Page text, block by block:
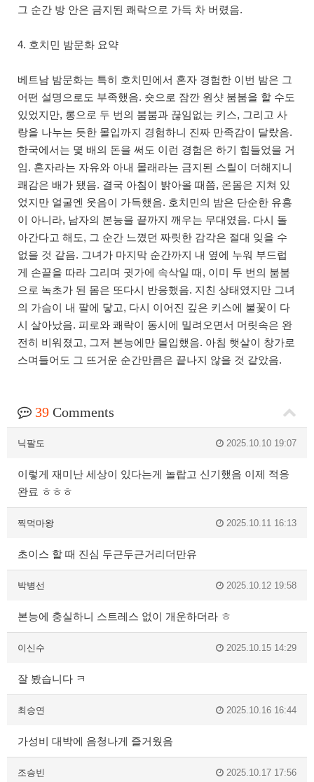
그 순간 방 안은 금지된 쾌락으로 가득 차 버렸음.
4. 호치민 밤문화 요약
베트남 밤문화는 특히 호치민에서 혼자 경험한 이번 밤은 그
어떤 설명으로도 부족했음. 숏으로 잠깐 원샷 붐붐을 할 수도
있었지만, 롱으로 두 번의 붐붐과 끊임없는 키스, 그리고 사
랑을 나누는 듯한 몰입까지 경험하니 진짜 만족감이 달랐음.
한국에서는 몇 배의 돈을 써도 이런 경험은 하기 힘들었을 거
임. 혼자라는 자유와 아내 몰래라는 금지된 스릴이 더해지니
쾌감은 배가 됐음. 결국 아침이 밝아올 때쯤, 온몸은 지쳐 있
었지만 얼굴엔 웃음이 가득했음. 호치민의 밤은 단순한 유흥
이 아니라, 남자의 본능을 끝까지 깨우는 무대였음. 다시 돌
아간다고 해도, 그 순간 느꼈던 짜릿한 감각은 절대 잊을 수
없을 것 같음. 그녀가 마지막 순간까지 내 옆에 누워 부드럽
게 손끝을 따라 그리며 귓가에 속삭일 때, 이미 두 번의 붐붐
으로 녹초가 된 몸은 또다시 반응했음. 지친 상태였지만 그녀
의 가슴이 내 팔에 닿고, 다시 이어진 깊은 키스에 불꽃이 다
시 살아났음. 피로와 쾌락이 동시에 밀려오면서 머릿속은 완
전히 비워졌고, 그저 본능에만 몰입했음. 아침 햇살이 창가로
스며들어도 그 뜨거운 순간만큼은 끝나지 않을 것 같았음.
39 Comments
닉팔도 2025.10.10 19:07
이렇게 재미난 세상이 있다는게 놀랍고 신기했음 이제 적응
완료 ㅎㅎㅎ
찍먹마왕 2025.10.11 16:13
초이스 할 때 진심 두근두근거리더만유
박병선 2025.10.12 19:58
본능에 충실하니 스트레스 없이 개운하더라 ㅎ
이신수 2025.10.15 14:29
잘 봤습니다 ㅋ
최승연 2025.10.16 16:44
가성비 대박에 음청나게 즐거웠음
조승빈 2025.10.17 17:56